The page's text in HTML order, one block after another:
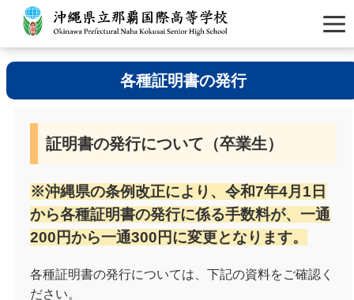
各種証明書の発行
証明書の発行について（卒業生）
※沖縄県の条例改正により、令和7年4月1日
から各種証明書の発行に係る手数料が、一通
200円から一通300円に変更となります。
各種証明書の発行については、下記の資料をご確認く
ださい。